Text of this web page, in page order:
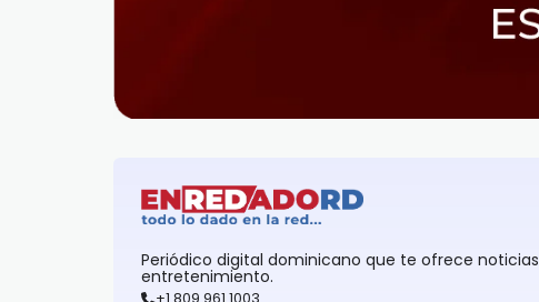
Periódico digital dominicano que te ofrece
entretenimiento.